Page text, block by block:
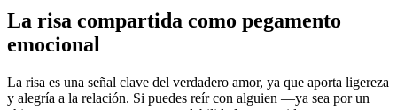
La risa compartida como pegamento
emocional
La risa es una señal clave del verdadero amor, ya que aporta ligereza
y alegría a la relación. Si puedes reír con alguien —ya sea por un